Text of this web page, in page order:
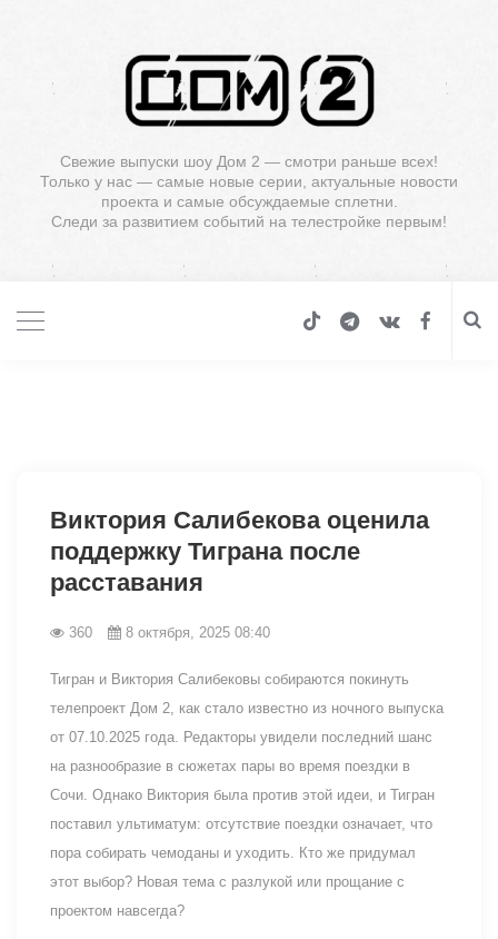
Свежие выпуски шоу Дом 2 — смотри раньше всех!
Только у нас — самые новые серии, актуальные новости
проекта и самые обсуждаемые сплетни.
Следи за развитием событий на телестройке первым!
Виктория Салибекова оценила
поддержку Тиграна после
расставания
360 8 октября, 2025 08:40
Тигран и Виктория Салибековы собираются покинуть
телепроект Дом 2, как стало известно из ночного выпуска
от 07.10.2025 года. Редакторы увидели последний шанс
на разнообразие в сюжетах пары во время поездки в
Сочи. Однако Виктория была против этой идеи, и Тигран
поставил ультиматум: отсутствие поездки означает, что
пора собирать чемоданы и уходить. Кто же придумал
этот выбор? Новая тема с разлукой или прощание с
проектом навсегда?